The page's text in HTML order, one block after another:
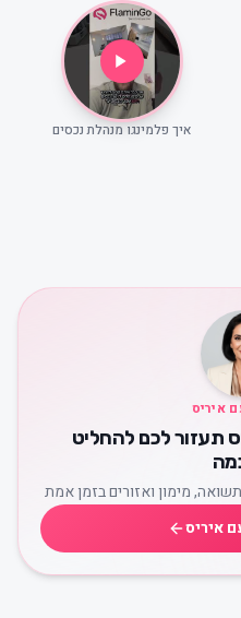
איך פלמינגו מנהלת נכסים
איריס
תעזור לכם להחליט
מימון ואזורים בזמן אמת
איריס